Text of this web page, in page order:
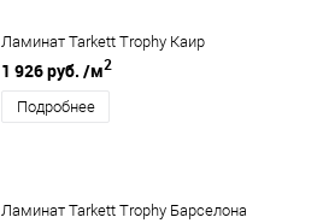
Ламинат Tarkett Trophy Каир
1 926 руб. /м2
Подробнее
Ламинат Tarkett Trophy Барселона